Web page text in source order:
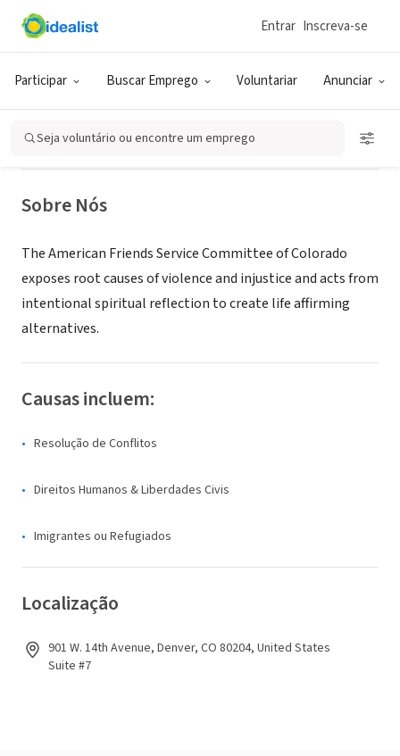
Participar Buscar Emprego Voluntariar Anunciar
Entrar Inscreva-se
Seja voluntário ou encontre um emprego
ONG (SETOR SOCIAL)
American Friends Service
Committee - Colorado Area Office
Denver, CO|afsc.org/central/colorado.htm
Sobre Nós
The American Friends Service Committee of Colorado
exposes root causes of violence and injustice and acts from
intentional spiritual reflection to create life affirming
alternatives.
Causas incluem:
Resolução de Conflitos
Direitos Humanos & Liberdades Civis
Imigrantes ou Refugiados
Localização
901 W. 14th Avenue, Denver, CO 80204, United States
Suite #7